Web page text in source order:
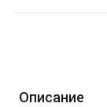
Описание